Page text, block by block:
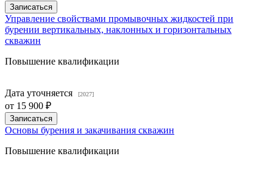
Записаться
Управление свойствами промывочных жидкостей при
бурении вертикальных, наклонных и горизонтальных
скважин
Повышение квалификации
Дата уточняется [2027]
от 15 900 ₽
Записаться
Основы бурения и закачивания скважин
Повышение квалификации